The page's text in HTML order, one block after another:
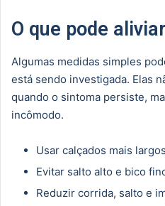
O que pode
Algumas medidas simples
está sendo investigada. Elas
quando o sintoma persiste,
incômodo.
Usar calçados mais
Evitar salto alto e bico
Reduzir corrida, salto e